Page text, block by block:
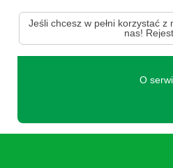
Jeśli chcesz w pełni korzystać
nas!
O